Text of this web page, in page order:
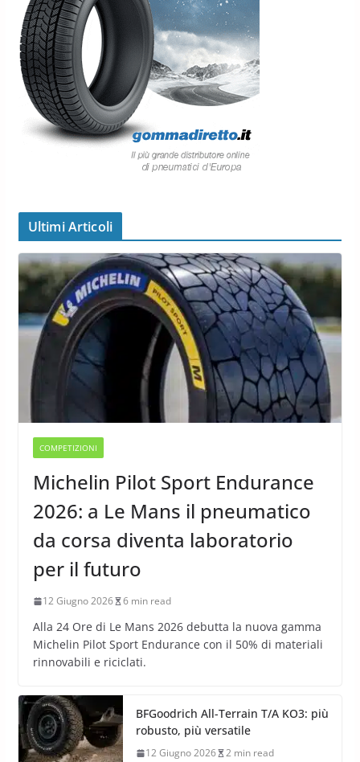
Ultimi Articoli
COMPETIZIONI
Michelin Pilot Sport Endurance
2026: a Le Mans il pneumatico
da corsa diventa laboratorio
per il futuro
12 Giugno 2026 6 min read
Alla 24 Ore di Le Mans 2026 debutta la nuova gamma
Michelin Pilot Sport Endurance con il 50% di materiali
rinnovabili e riciclati.
BFGoodrich All-Terrain T/A KO3: più
robusto, più versatile
12 Giugno 2026 2 min read